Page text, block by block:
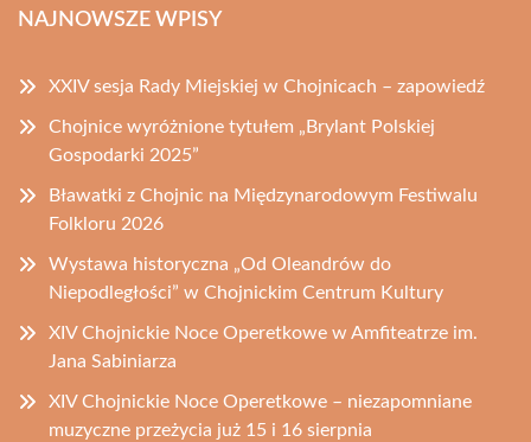
NAJNOWSZE WPISY
XXIV sesja Rady Miejskiej w Chojnicach – zapowiedź
Chojnice wyróżnione tytułem „Brylant Polskiej
Gospodarki 2025”
Bławatki z Chojnic na Międzynarodowym Festiwalu
Folkloru 2026
Wystawa historyczna „Od Oleandrów do
Niepodległości” w Chojnickim Centrum Kultury
XIV Chojnickie Noce Operetkowe w Amfiteatrze im.
Jana Sabiniarza
XIV Chojnickie Noce Operetkowe – niezapomniane
muzyczne przeżycia już 15 i 16 sierpnia